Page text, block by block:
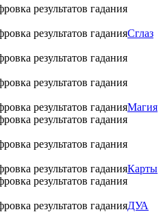
Сглаз
Магия
Карты
ДУА